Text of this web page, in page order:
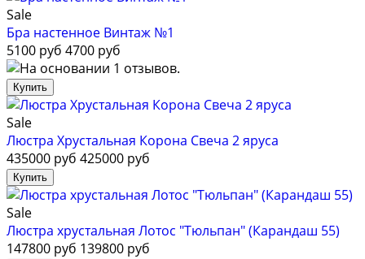
Sale
Бра настенное Винтаж №1
5100 руб 4700 руб
Sale
Люстра Хрустальная Корона Свеча 2 яруса
435000 руб 425000 руб
Sale
Люстра хрустальная Лотос "Тюльпан" (Карандаш 55)
147800 руб 139800 руб